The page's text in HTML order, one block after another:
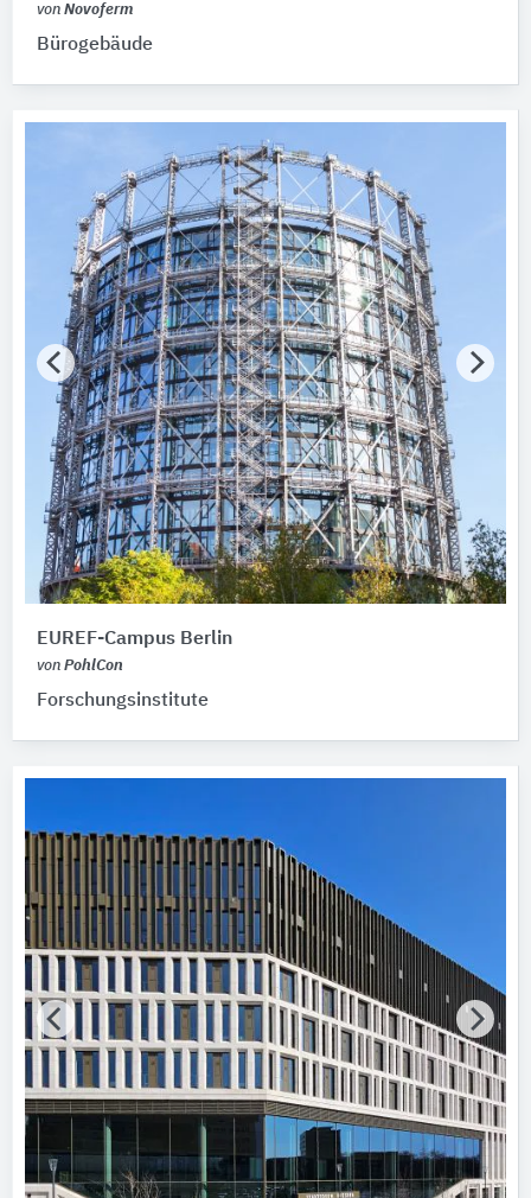
von Novoferm
Bürogebäude
EUREF-Campus Berlin
von PohlCon
Forschungsinstitute